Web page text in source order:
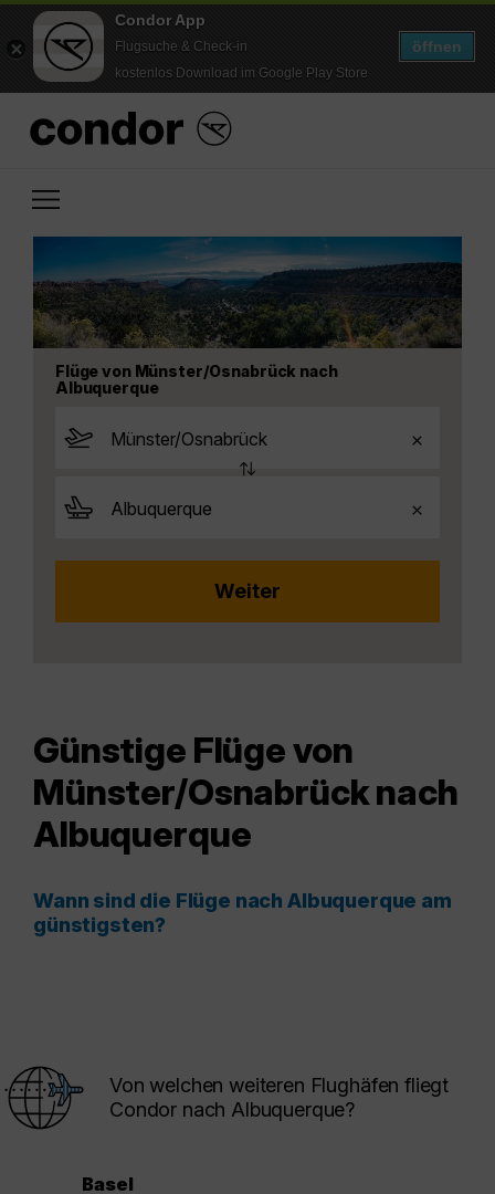
Condor App
Flugsuche & Check-in
kostenlos Download im Google Play Store
öffnen
Flüge von Münster/Osnabrück nach
Albuquerque
Günstige Flüge von
Münster/Osnabrück nach
Albuquerque
Wann sind die Flüge nach Albuquerque am
günstigsten?
Von welchen weiteren Flughäfen fliegt
Condor nach Albuquerque?
Basel